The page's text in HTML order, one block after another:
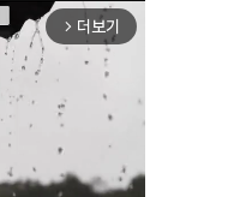
arrow_forward_ios 더보기